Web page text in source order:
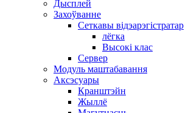
Дысплей
Захоўванне
Сеткавы відэарэгістратар
лёгка
Высокі клас
Сервер
Модуль маштабавання
Аксэсуары
Кранштэйн
Жыллё